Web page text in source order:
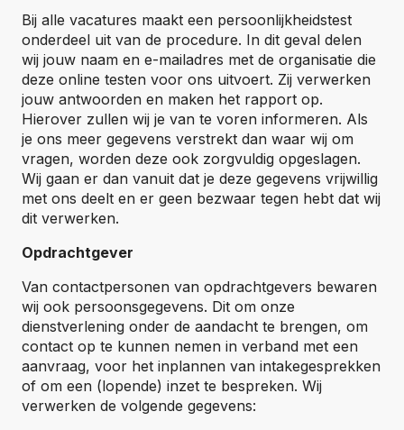
Bij alle vacatures maakt een persoonlijkheidstest
onderdeel uit van de procedure. In dit geval delen
wij jouw naam en e-mailadres met de organisatie die
deze online testen voor ons uitvoert. Zij verwerken
jouw antwoorden en maken het rapport op.
Hierover zullen wij je van te voren informeren. Als
je ons meer gegevens verstrekt dan waar wij om
vragen, worden deze ook zorgvuldig opgeslagen.
Wij gaan er dan vanuit dat je deze gegevens vrijwillig
met ons deelt en er geen bezwaar tegen hebt dat wij
dit verwerken.
Opdrachtgever
Van contactpersonen van opdrachtgevers bewaren
wij ook persoonsgegevens. Dit om onze
dienstverlening onder de aandacht te brengen, om
contact op te kunnen nemen in verband met een
aanvraag, voor het inplannen van intakegesprekken
of om een (lopende) inzet te bespreken. Wij
verwerken de volgende gegevens: